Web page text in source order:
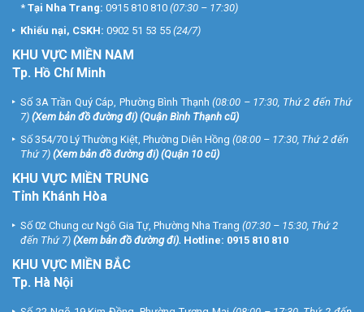
* Tại Nha Trang: 0915 810 810 (07:30 – 17:30)
Khiếu nại, CSKH: 0902 51 53 55 (24/7)
KHU VỰC MIỀN NAM
Tp. Hồ Chí Minh
Số 3A Trần Quý Cáp, Phường Bình Thạnh (08:00 – 17:30, Thứ 2 đến Thứ
7) (Xem bản đồ đường đi) (Quận Bình Thạnh cũ)
Số 354/70 Lý Thường Kiệt, Phường Diên Hồng (08:00 – 17:30, Thứ 2 đến
Thứ 7) (Xem bản đồ đường đi) (Quận 10 cũ)
KHU VỰC MIỀN TRUNG
Tỉnh Khánh Hòa
Số 02 Chung cư Ngô Gia Tự, Phường Nha Trang (07:30 – 15:30, Thứ 2
đến Thứ 7) (Xem bản đồ đường đi). Hotline: 0915 810 810
KHU VỰC MIỀN BẮC
Tp. Hà Nội